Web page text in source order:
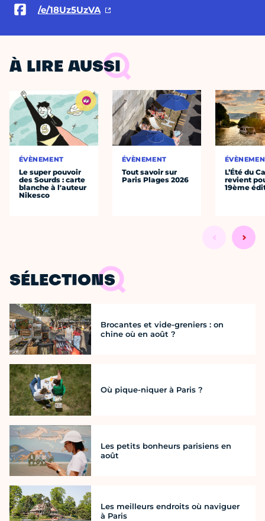
/e/18Uz5UzVA
À LIRE AUSSI
ÉVÈNEMENT
Le super pouvoir
des Sourds : carte
blanche à l'auteur
Nikesco
ÉVÈNEMENT
Tout savoir sur
Paris Plages 2026
L’Été du
revient
19ème
SÉLECTIONS
Brocantes et vide-greniers : on
chine où en août ?
Où pique-niquer à Paris ?
Les petits bonheurs parisiens en
août
Les meilleurs endroits où naviguer
à Paris